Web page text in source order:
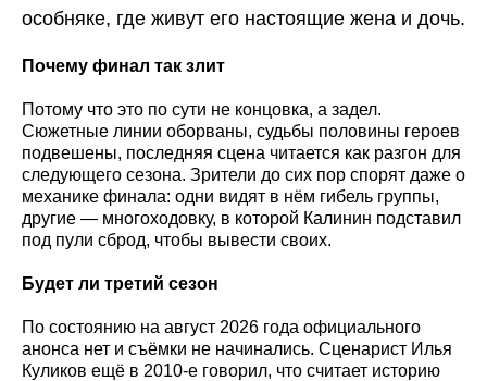
особняке, где живут его настоящие жена и дочь.
Почему финал так злит
Потому что это по сути не концовка, а задел.
Сюжетные линии оборваны, судьбы половины героев
подвешены, последняя сцена читается как разгон для
следующего сезона. Зрители до сих пор спорят даже о
механике финала: одни видят в нём гибель группы,
другие — многоходовку, в которой Калинин подставил
под пули сброд, чтобы вывести своих.
Будет ли третий сезон
По состоянию на август 2026 года официального
анонса нет и съёмки не начинались. Сценарист Илья
Куликов ещё в 2010-е говорил, что считает историю